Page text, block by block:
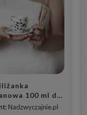
100 ml do
ze spodkiem -
Nadzwyczajnie.pl